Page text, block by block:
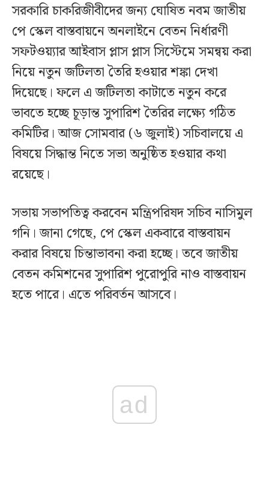
সরকারি চাকরিজীবীদের জন্য ঘোষিত নবম জাতীয়
পে স্কেল বাস্তবায়নে অনলাইনে বেতন নির্ধারণী
সফটওয়্যার আইবাস প্লাস প্লাস সিস্টেমে সমন্বয় করা
নিয়ে নতুন জটিলতা তৈরি হওয়ার শঙ্কা দেখা
দিয়েছে। ফলে এ জটিলতা কাটাতে নতুন করে
ভাবতে হচ্ছে চূড়ান্ত সুপারিশ তৈরির লক্ষ্যে গঠিত
কমিটির। আজ সোমবার (৬ জুলাই) সচিবালয়ে এ
বিষয়ে সিদ্ধান্ত নিতে সভা অনুষ্ঠিত হওয়ার কথা
রয়েছে।
সভায় সভাপতিত্ব করবেন মন্ত্রিপরিষদ সচিব নাসিমুল
গনি। জানা গেছে, পে স্কেল একবারে বাস্তবায়ন
করার বিষয়ে চিন্তাভাবনা করা হচ্ছে। তবে জাতীয়
বেতন কমিশনের সুপারিশ পুরোপুরি নাও বাস্তবায়ন
হতে পারে। এতে পরিবর্তন আসবে।
ad